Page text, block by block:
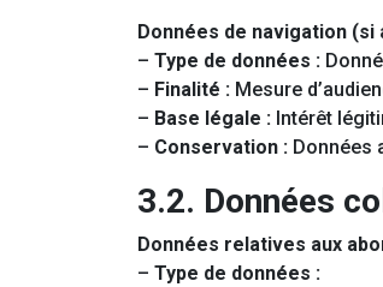
Données de navigation (si
– Type de données :
– Finalité : Mesure
– Base légale : Intérêt
– Conservation : Données
3.2. Données
Données relatives aux
– Type de données :